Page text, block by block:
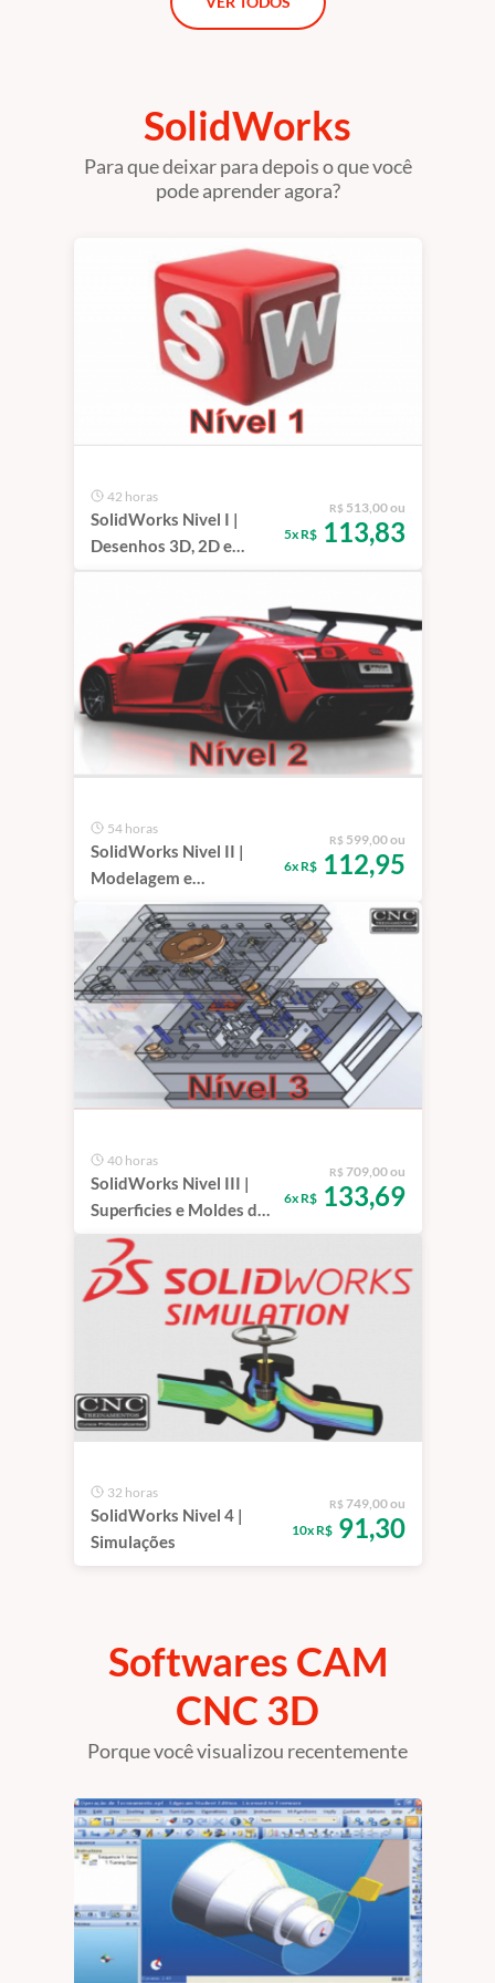
SolidWorks
Para que deixar para depois o que você
pode aprender agora?
42 horas
SolidWorks Nivel I |
Desenhos 3D, 2D e
Montagens de
R$ 513,00 ou
5x R$113,83
54 horas
SolidWorks Nivel II |
Modelagem e
Montagem Avançada de
Peças, Chapas Metálicas
e Soldagem
R$ 599,00 ou
6x R$112,95
40 horas
SolidWorks Nivel III |
Superficies e Moldes de
Injeção, Extrusão e
Fundição
R$ 709,00 ou
6x R$133,69
32 horas
SolidWorks Nivel 4 |
Simulações
R$ 749,00 ou
10x R$91,30
Softwares CAM
CNC 3D
Porque você visualizou recentemente